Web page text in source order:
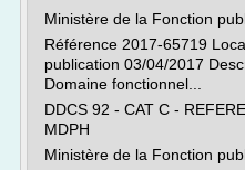
Ministère de la Fonction
Référence 2017-65719
publication 03/04/2017
Domaine fonctionnel...
DDCS 92 - CAT C -
MDPH
Ministère de la Fonction